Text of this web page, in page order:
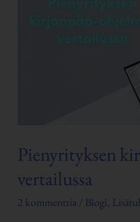
Pienyrityksen
vertailussa
2 kommenttia / Blogi,